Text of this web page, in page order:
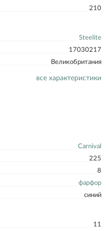
210
Steelite
17030217
Великобритания
все характеристики
Carnival
225
8
фарфор
синий
11